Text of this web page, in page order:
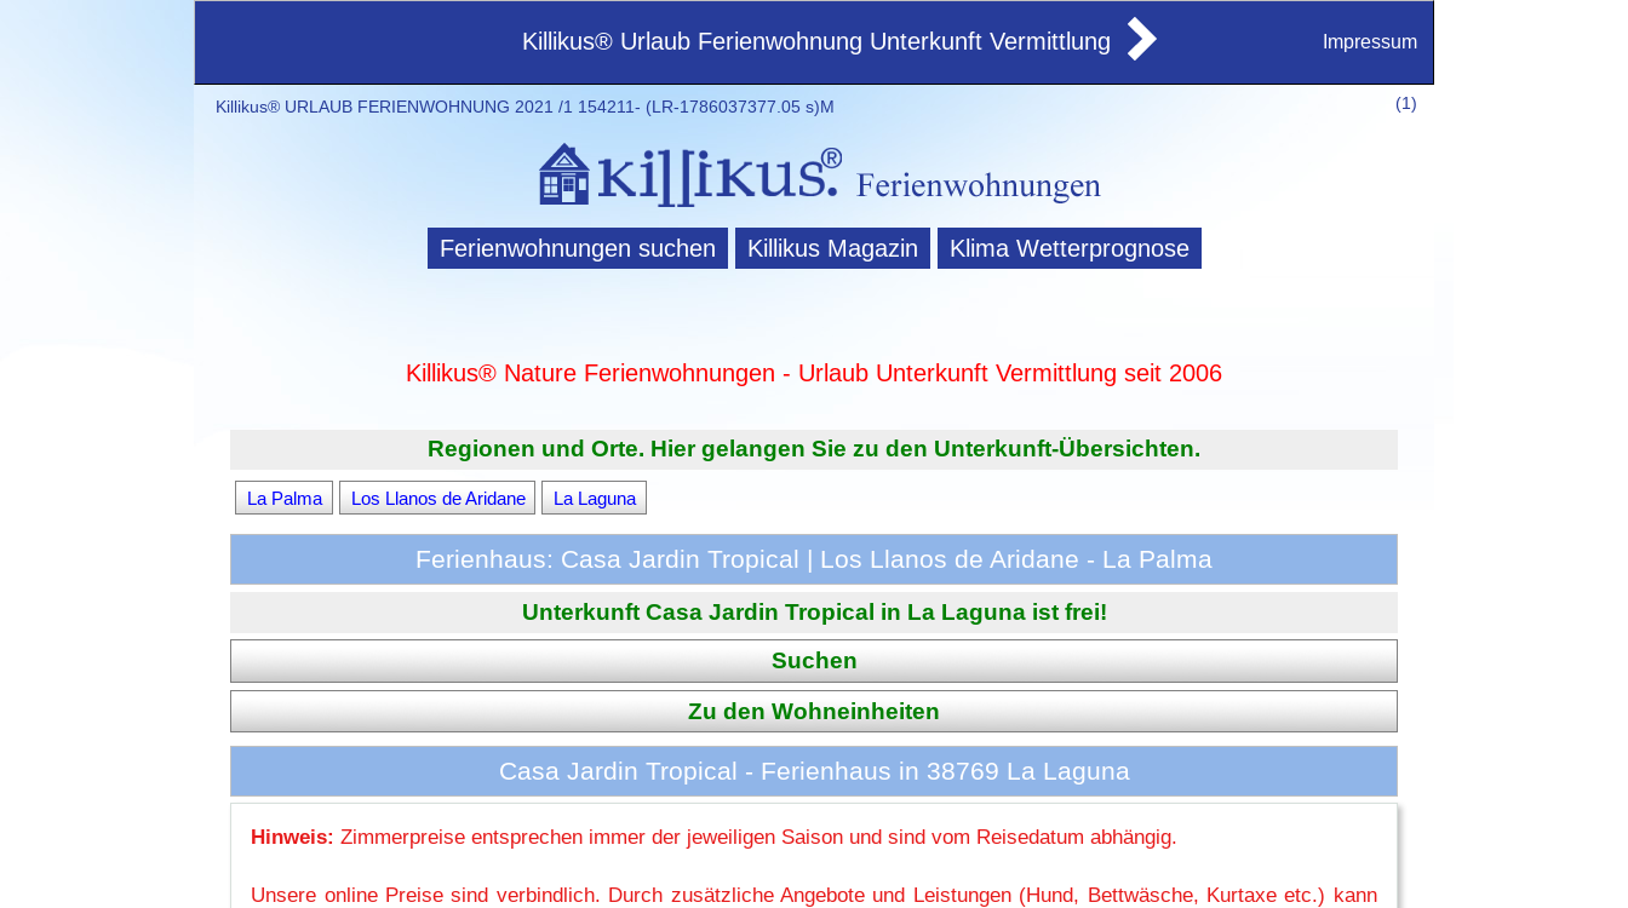
Killikus® Urlaub Ferienwohnung Unterkunft Vermittlung Impressum
(1)
Killikus® URLAUB FERIENWOHNUNG 2021 /1 154211- (LR-1786037377.05 s)M
Ferienwohnungen suchen Killikus Magazin Klima Wetterprognose
Killikus® Nature Ferienwohnungen - Urlaub Unterkunft Vermittlung seit 2006
Regionen und Orte. Hier gelangen Sie zu den Unterkunft-Übersichten.
La Palma Los Llanos de Aridane La Laguna
Ferienhaus: Casa Jardin Tropical | Los Llanos de Aridane - La Palma
Unterkunft Casa Jardin Tropical in La Laguna ist frei!
Suchen
Zu den Wohneinheiten
Casa Jardin Tropical - Ferienhaus in 38769 La Laguna
Hinweis: Zimmerpreise entsprechen immer der jeweiligen Saison und sind vom Reisedatum abhängig.
Unsere online Preise sind verbindlich. Durch zusätzliche Angebote und Leistungen (Hund, Bettwäsche, Kurtaxe etc.) kann